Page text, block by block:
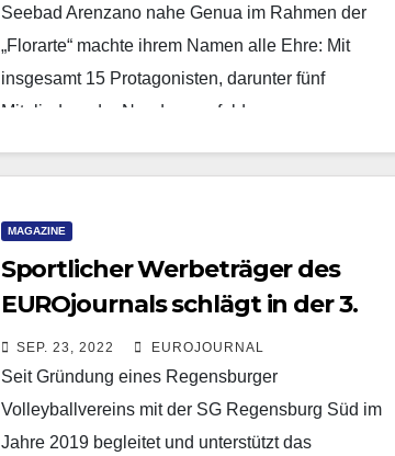
Seebad Arenzano nahe Genua im Rahmen der
„Florarte“ machte ihrem Namen alle Ehre: Mit
insgesamt 15 Protagonisten, darunter fünf
Mitgliedern der Neudrossenfelder…
MAGAZINE
Sportlicher Werbeträger des
EUROjournals schlägt in der 3.
Liga auf!
SEP. 23, 2022 EUROJOURNAL
Seit Gründung eines Regensburger
Volleyballvereins mit der SG Regensburg Süd im
Jahre 2019 begleitet und unterstützt das